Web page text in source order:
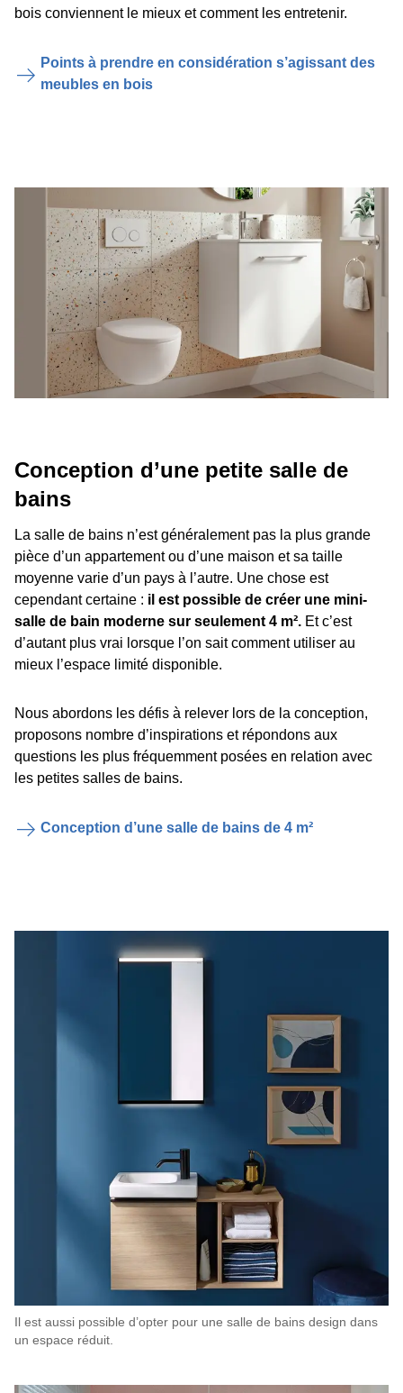
bois conviennent le mieux et comment les entretenir.
Points à prendre en considération s’agissant des
meubles en bois
Conception d’une petite salle de
bains
La salle de bains n’est généralement pas la plus grande
pièce d’un appartement ou d’une maison et sa taille
moyenne varie d’un pays à l’autre. Une chose est
cependant certaine : il est possible de créer une mini-
salle de bain moderne sur seulement 4 m². Et c’est
d’autant plus vrai lorsque l’on sait comment utiliser au
mieux l’espace limité disponible.
Nous abordons les défis à relever lors de la conception,
proposons nombre d’inspirations et répondons aux
questions les plus fréquemment posées en relation avec
les petites salles de bains.
Conception d’une salle de bains de 4 m²
Il est aussi possible d’opter pour une salle de bains design dans
un espace réduit.